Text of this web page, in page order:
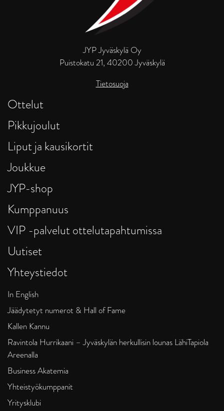
JYP Jyväskylä Oy
Puistokatu 21, 40200 Jyväskylä
Tietosuoja
Ottelut
Pikkujoulut
Liput ja kausikortit
Joukkue
JYP-shop
Kumppanuus
VIP -palvelut ottelutapahtumissa
Uutiset
Yhteystiedot
In English
Jäädytetyt numerot & Hall of Fame
Kallen Kannu
Ravintola Hurrikaani – Jyväskylän herkullisin lounas LähiTapiola
Areenalla
Business Akatemia
Yhteistyökumppanit
Yritysklubi